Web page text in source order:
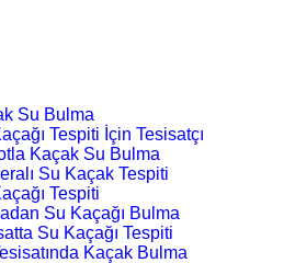
Su Bulma
Tespiti İçin Tesisatçı
Kaçak Su Bulma
Su Kaçak Tespiti
Tespiti
Su Kaçağı Bulma
Su Kaçağı Tespiti
Kaçak Bulma